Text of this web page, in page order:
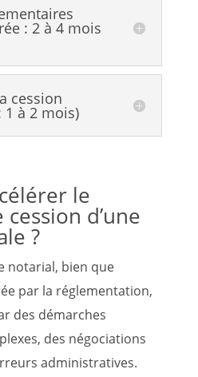
: 2 à 4 mois
cession
1 à 2 mois)
le
d’une
?
notarial, bien que
par la réglementation,
des démarches
des négociations
administratives.